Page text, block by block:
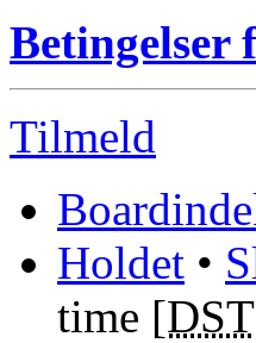
Betingelser
Tilmeld
Holdet •
time [DST